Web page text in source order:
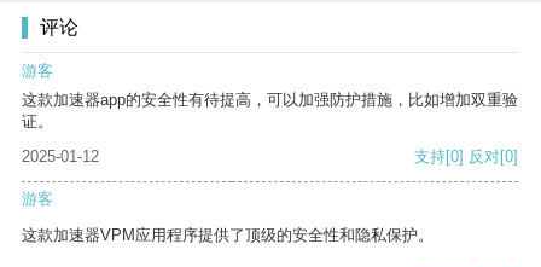
评论
游客
这款加速器app的安全性有待提高，可以加强防护措施，比如增加双重验
证。
2025-01-12
支持[0] 反对[0]
游客
这款加速器VPM应用程序提供了顶级的安全性和隐私保护。